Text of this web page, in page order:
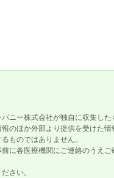
ニー株式会社が独自に収集した
のほか外部より提供を受けた情
ものではありません。
に各医療機関にご連絡のうえ
さい。